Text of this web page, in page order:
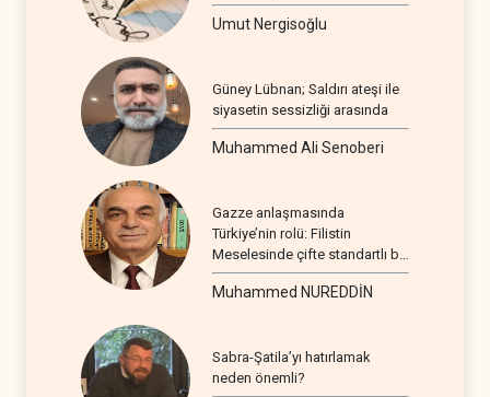
Umut Nergisoğlu
Güney Lübnan; Saldırı ateşi ile
siyasetin sessizliği arasında
Muhammed Ali Senoberi
Gazze anlaşmasında
Türkiye’nin rolü: Filistin
Meselesinde çifte standartlı bir
seyir
Muhammed NUREDDİN
Sabra-Şatila’yı hatırlamak
neden önemli?